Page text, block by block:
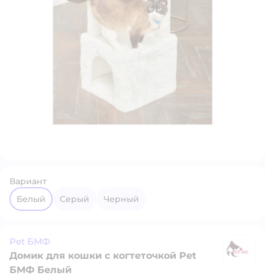
Вариант
Белый
Серый Черный
Pet БМФ
Домик для кошки с когтеточкой Pet
БМФ Белый